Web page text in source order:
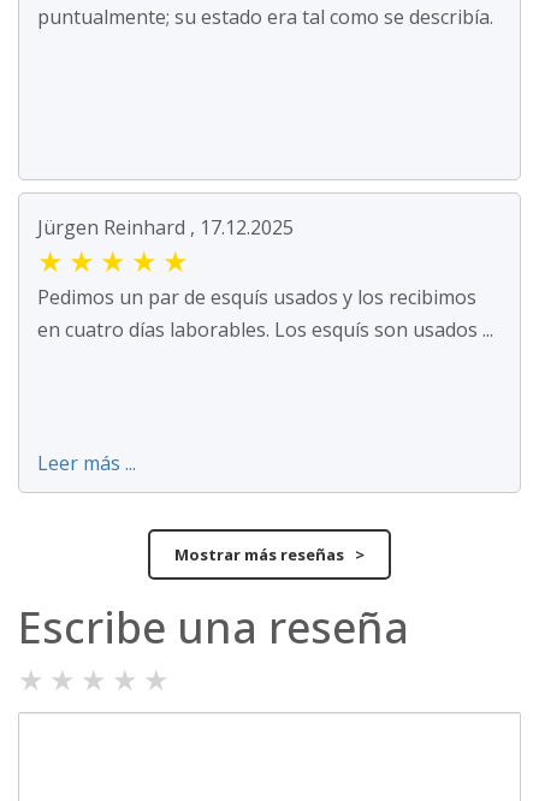
puntualmente; su estado era tal como se describía.
Jürgen Reinhard , 17.12.2025
★ ★ ★ ★ ★
Pedimos un par de esquís usados y los recibimos
en cuatro días laborables. Los esquís son usados ...
Leer más ...
Mostrar más reseñas >
Escribe una reseña
★ ★ ★ ★ ★